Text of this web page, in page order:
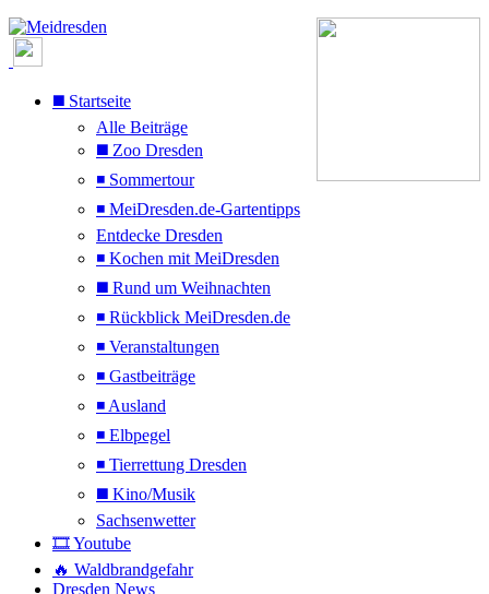
◼️ Startseite
Alle Beiträge
◼️ Zoo Dresden
◾ Sommertour
◾ MeiDresden.de-Gartentipps
Entdecke Dresden
◾ Kochen mit MeiDresden
◼️ Rund um Weihnachten
◾ Rückblick MeiDresden.de
◾ Veranstaltungen
◾ Gastbeiträge
◾ Ausland
◾ Elbpegel
◾ Tierrettung Dresden
◼️ Kino/Musik
Sachsenwetter
🎞️ Youtube
🔥 Waldbrandgefahr
Dresden News